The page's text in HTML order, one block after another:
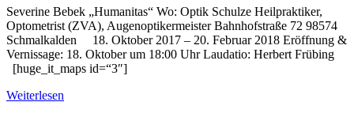
Severine Bebek „Humanitas“ Wo: Optik Schulze Heilpraktiker,
Optometrist (ZVA), Augenoptikermeister Bahnhofstraße 72 98574
Schmalkalden 18. Oktober 2017 – 20. Februar 2018 Eröffnung &
Vernissage: 18. Oktober um 18:00 Uhr Laudatio: Herbert Frübing
[huge_it_maps id=“3″]
Weiterlesen